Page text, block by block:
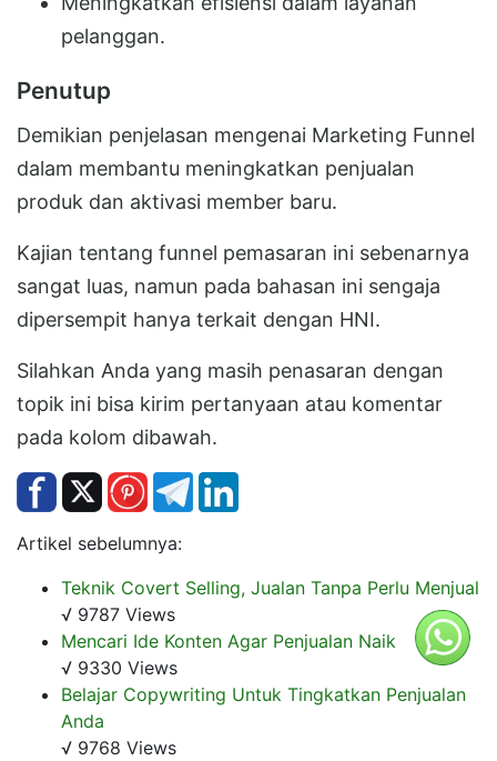
pelanggan.
Penutup
Demikian penjelasan mengenai Marketing Funnel
dalam membantu meningkatkan penjualan
produk dan aktivasi member baru.
Kajian tentang funnel pemasaran ini sebenarnya
sangat luas, namun pada bahasan ini sengaja
dipersempit hanya terkait dengan HNI.
Silahkan Anda yang masih penasaran dengan
topik ini bisa kirim pertanyaan atau komentar
pada kolom dibawah.
Artikel sebelumnya:
Teknik Covert Selling, Jualan Tanpa Perlu Menjual
√ 9787 Views
Mencari Ide Konten Agar Penjualan Naik
√ 9330 Views
Belajar Copywriting Untuk Tingkatkan Penjualan
Anda
√ 9768 Views